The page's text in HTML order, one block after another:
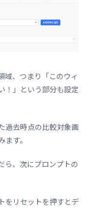
域、つまり「このウィ
！」という部分も設定
過去時点の比較対象画
す。
ら、次にプロンプトの
をリセットを押すとデ